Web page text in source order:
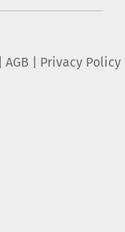
AGB Privacy Policy|